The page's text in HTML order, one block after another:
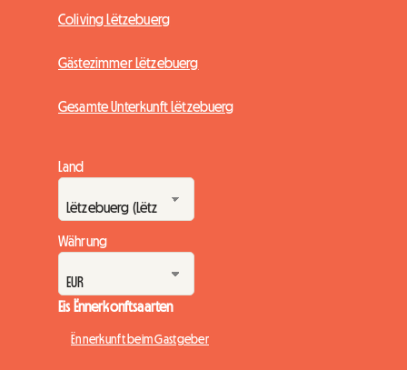
Coliving Lëtzebuerg
Gästezimmer Lëtzebuerg
Gesamte Unterkunft Lëtzebuerg
Land
Währung
Eis Ënnerkonftsaarten
Ënnerkunft beim Gastgeber